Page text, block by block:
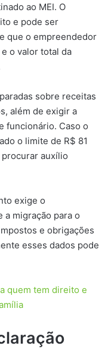
ao MEI. O
e pode ser
que o empreendedor
o valor total da
sobre receitas
além de exigir a
funcionário. Caso o
o limite de R$ 81
auxílio
exige o
a migração para o
e obrigações
esses dados pode
quem tem direito e